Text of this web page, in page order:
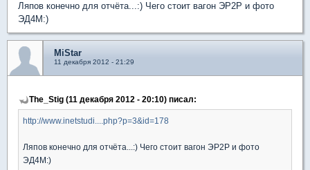
Ляпов конечно для отчёта...:) Чего стоит вагон ЭР2Р и фото
ЭД4М:)
MiStar
11 декабря 2012 - 21:29
The_Stig (11 декабря 2012 - 20:10) писал:
http://www.inetstudi....php?p=3&id=178
Ляпов конечно для отчёта...:) Чего стоит вагон ЭР2Р и фото
ЭД4М:)